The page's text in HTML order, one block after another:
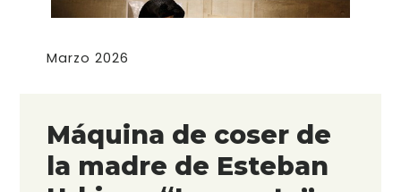
Marzo 2026
Máquina de coser de
la madre de Esteban